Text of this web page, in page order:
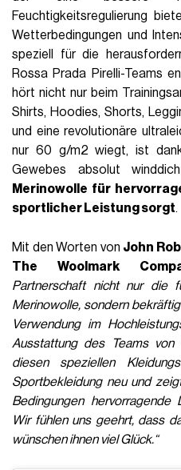
Feuchtigkeitsregulierung
Wetterbedingungen und
speziell für die
Rossa Prada Pirelli-Teams
hört nicht nur beim
Shirts, Hoodies, Shorts,
und eine revolutionäre
nur 60 g/m2 wiegt, ist
Gewebes absolut
Merinowolle für
sportlicher Leistung sorgt.
Mit den Worten von John
The Woolmark
Partnerschaft nicht nur die
Merinowolle, sondern
Verwendung im
Ausstattung des Teams
diesen speziellen
Sportbekleidung neu und
Bedingungen hervorragende
Wir fühlen uns geehrt, dass
wünschen ihnen viel Glück.“